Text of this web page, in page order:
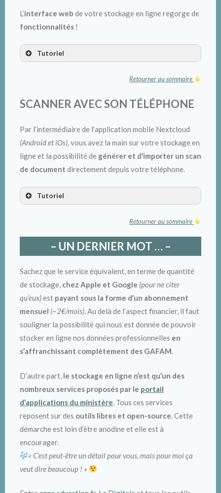
Cliquer sur lespoints de suspension
uniquement) »
(via l’icône correspondante)
Lecture
Editer
Supprimer
PDFSam (gratuit) :
PDF A télécharger
images A
téléchargerici.
L’interface web de votre stockage en ligne regorge de
fonctionnalités !
Tutoriel
Retourner au sommaire
SCANNER AVEC SON TÉLÉPHONE
Par l’intermédiaire de l’application mobile Nextcloud
(Android et iOs) , vous avez la main sur votre stockage en
ligne et la possibilité de générer et d’importer un scan
de document directement depuis votre téléphone.
Tutoriel
Retourner au sommaire
– UN DERNIER MOT … –
Sachez que le service équivalent, en terme de quantité
de stockage, chez Apple et Google (pour ne citer
qu’eux)est payant sous la forme d’un abonnement
mensuel (~2€/mois).Au delà de l’aspect financier, il faut
souligner la possibilité qui nous est donnée de pouvoir
stocker en ligne nos données professionnelles en
s’affranchissant complètement des GAFAM.
D’autre part, le stockage en ligne n’est qu’un des
nombreux services proposés par le portail
d’applications du ministère. Tous ces services
reposent sur des outils libres et open-source. Cette
démarche est loin d’être anodine et elle est à
encourager.
« C’est peut-être un détail pour vous, mais pour moi ça
veut dire beaucoup ! »